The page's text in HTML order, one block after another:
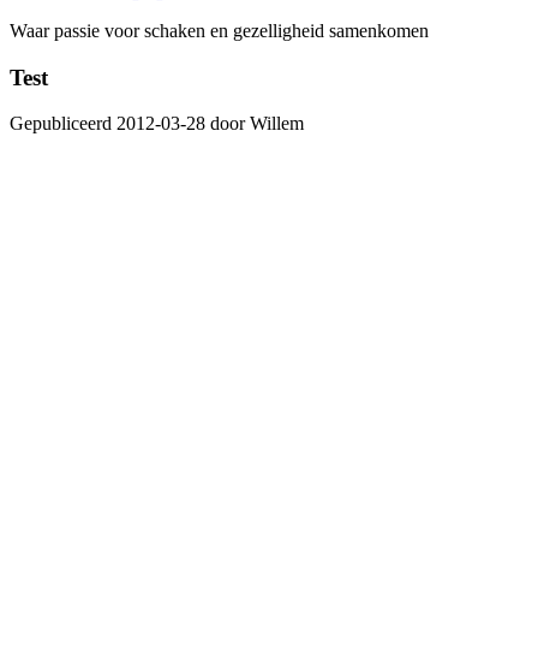
Waar passie voor schaken en gezelligheid samenkomen
Test
Gepubliceerd 2012-03-28 doorWillem